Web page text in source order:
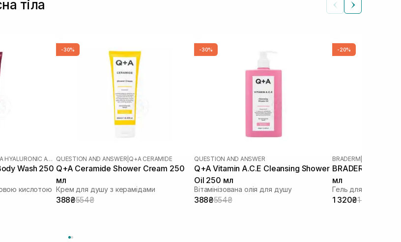
тіла
Q+A HYALURONIC ACID
Wash 250
кислотою
-30%
QUESTION AND ANSWER Q+A CERAMIDE
Q+A Ceramide Shower Cream 250
мл
Крем для душу з керамідами
388₴554₴
-30%
QUESTION AND ANSWER
Q+A Vitamin A.C.E Cleansing Shower
Oil 250 мл
Вітамінізована олія для душу
388₴554₴
-20%
BRADERM
BRADERM
мл
Гель для очищення
1 320₴1 650₴